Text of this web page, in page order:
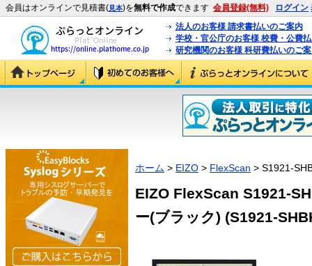
会員はオンラインで見積書(見本)を無料で作成できます 会員登録(無料) ログイン
法人のお客様 請求書払いのご案内
学校・官公庁のお客様 校費・公費
研究機関のお客様 科研費払いのご
ホーム > EIZO > FlexScan > S1921-
EIZO FlexScan S1921-
ー(ブラック) (S1921-